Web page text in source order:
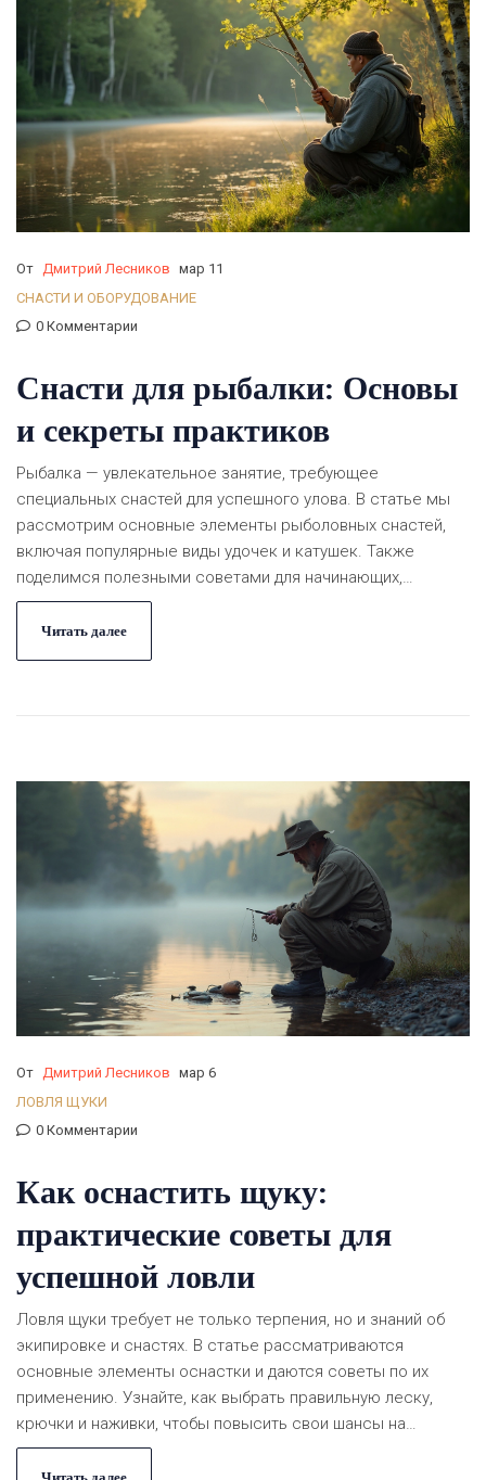
От Дмитрий Лесников мар 11
СНАСТИ И ОБОРУДОВАНИЕ
0 Комментарии
Снасти для рыбалки: Основы
и секреты практиков
Рыбалка — увлекательное занятие, требующее
специальных снастей для успешного улова. В статье мы
рассмотрим основные элементы рыболовных снастей,
включая популярные виды удочек и катушек. Также
поделимся полезными советами для начинающих,
которые помогут сделать ловлю более результативной и
приятной. Узнаем о необычных фактах и новых
разработках в мире рыбалки.
Читать далее
От Дмитрий Лесников мар 6
ЛОВЛЯ ЩУКИ
0 Комментарии
Как оснастить щуку:
практические советы для
успешной ловли
Ловля щуки требует не только терпения, но и знаний об
экипировке и снастях. В статье рассматриваются
основные элементы оснастки и даются советы по их
применению. Узнайте, как выбрать правильную леску,
крючки и наживки, чтобы повысить свои шансы на
успешную рыбалку. Практические советы и
малоизвестные факты помогут вам подготовиться и